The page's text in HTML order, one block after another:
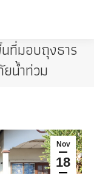
ที่มอบถุงธาร
น้ำท่วม
Nov
18